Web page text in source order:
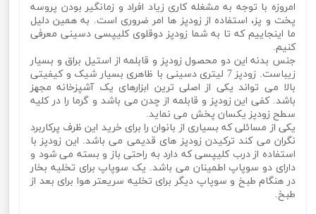
امروزه با توجه به مشغله کاری زیاد افراد و زمانگیر بودن پروسه
پخت و پز، استفاده از زودپز ها امر ضروری است. به همین دلیل
ما اینجاییم که تا به شما زودپز دوقلوی کلیپسی دسینی معرفی
کنیم.
جنس بدنه این دو محصول زودپز و قابلمه از استیل براق و بسیار
زیباست. زودپز 7 لیتری دسینی با ظاهری بسیار شیک و کیفیتی
بالا می تواند یکی از اصلی ترین ابزارهای یک آشپزخانه مجهز
باشد. کفی این زودپز و قابلمه از چدن می باشد و گرما را در کلیه
سطح زودپز یکسان پخش می نماید.
یکی از مسائلی که بسیاری از بانوان را برای خرید این ظرف پرکاربرد
نگران می کند ترکیدن زودپز های قدیمی می باشد. این زودپز با
استفاده از درب کلیپسی که دارد به راحتی باز و بسته می شود و
دارای دو سوپاپ اطمینان می باشد. یک سوپاپ برای تخلیه بخار
در هنگام طبخ و سوپاپ دیگر برای تخلیه سریعتر هوا برای بعد از
طبخ.